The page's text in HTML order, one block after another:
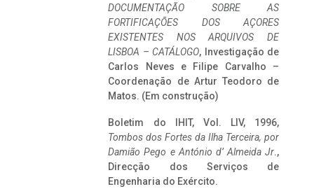
DOCUMENTAÇÃO SOBRE AS
FORTIFICAÇÕES DOS AÇORES
EXISTENTES NOS ARQUIVOS DE
LISBOA – CATÁLOGO, Investigação de
Carlos Neves e Filipe Carvalho –
Coordenação de Artur Teodoro de
Matos. (Em construção)
Boletim do IHIT, Vol. LIV, 1996,
Tombos dos Fortes da Ilha Terceira, por
Damião Pego e António d’ Almeida Jr.,
Direcção dos Serviços de
Engenharia do Exército.